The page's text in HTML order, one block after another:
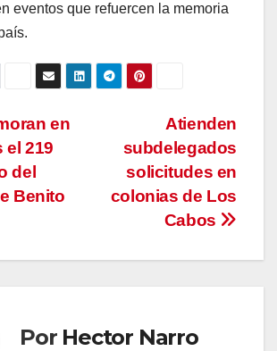
eventos que refuercen la memoria
Atienden
subdelegados
solicitudes en
colonias de Los
Cabos
en
el 219
del
Benito
Por Hector Narro